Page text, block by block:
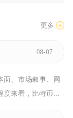
更多
08-07
面、市场叙事、网
来看，比特币...